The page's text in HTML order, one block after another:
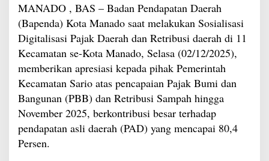
Lingkungan
MANADO , BAS – Badan Pendapatan Daerah
(Bapenda) Kota Manado saat melakukan Sosialisasi
Digitalisasi Pajak Daerah dan Retribusi daerah di 11
Kecamatan se-Kota Manado, Selasa (02/12/2025),
memberikan apresiasi kepada pihak Pemerintah
Kecamatan Sario atas pencapaian Pajak Bumi dan
Bangunan (PBB) dan Retribusi Sampah hingga
November 2025, berkontribusi besar terhadap
pendapatan asli daerah (PAD) yang mencapai 80,4
Persen.